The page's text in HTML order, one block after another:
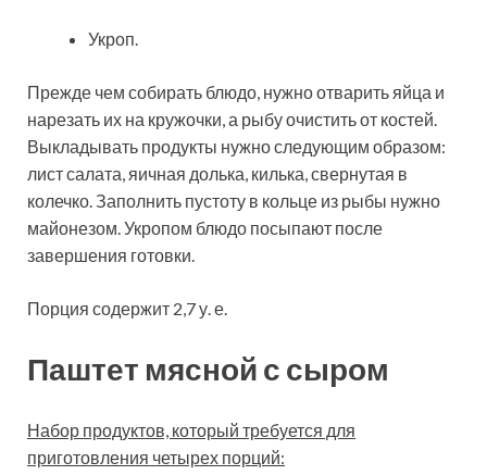
Укроп.
Прежде чем собирать блюдо, нужно отварить яйца и
нарезать их на кружочки, а рыбу очистить от костей.
Выкладывать продукты нужно следующим образом:
лист салата, яичная долька, килька, свернутая в
колечко. Заполнить пустоту в кольце из рыбы нужно
майонезом. Укропом блюдо посыпают после
завершения готовки.
Порция содержит 2,7 у. е.
Паштет мясной с сыром
Набор продуктов, который требуется для
приготовления четырех порций: